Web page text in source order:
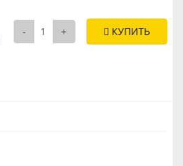
- + КУПИТЬ